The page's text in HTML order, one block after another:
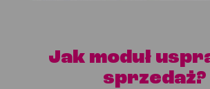
Jak moduł
sprzedaż?